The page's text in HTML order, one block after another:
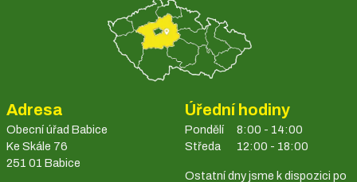
Adresa
Obecní úřad Babice
Ke Skále 76
251 01 Babice
Úřední hodiny
Pondělí
Středa
8:00 - 14:00
12:00 - 18:00
Ostatní dny jsme k dispozici po